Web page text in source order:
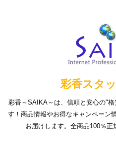
彩香スタ
彩香～SAIKA～は、信頼と安心の"
す！商品情報やお得なキャンペーン
お届けします。全商品100％正